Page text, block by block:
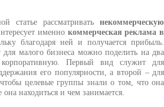
статье рассматриватьнекоммерческую
именно коммерческая реклама в
благодаря ней и получается прибыль.
малого бизнеса можно поделить на два
Первый вид служит для
его популярности, а второй – для
целевые группы знали о том, что она
находиться и чем занимается.